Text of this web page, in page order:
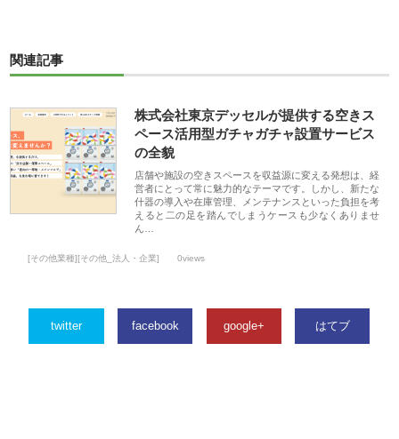
関連記事
株式会社東京デッセルが提供する空きス
ペース活用型ガチャガチャ設置サービス
の全貌
店舗や施設の空きスペースを収益源に変える発想は、経
営者にとって常に魅力的なテーマです。しかし、新たな
什器の導入や在庫管理、メンテナンスといった負担を考
えると二の足を踏んでしまうケースも少なくありませ
ん…
[その他業種][その他_法人・企業] 0views
twitter facebook google+ はてブ